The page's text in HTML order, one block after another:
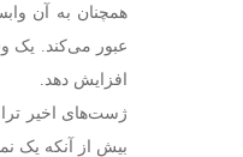
افزایش دهد.
ژست‌های اخیر
بیش از آنکه یک